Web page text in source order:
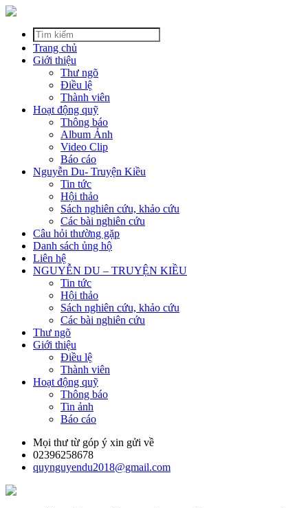
Trang chủ
Giới thiệu
Thư ngõ
Điều lệ
Thành viên
Hoạt động quỹ
Thông báo
Album Ảnh
Video Clip
Báo cáo
Nguyễn Du- Truyện Kiều
Tin tức
Hội thảo
Sách nghiên cứu, khảo cứu
Các bài nghiên cứu
Câu hỏi thường gặp
Danh sách ủng hộ
Liên hệ
NGUYỄN DU – TRUYỆN KIỀU
Tin tức
Hội thảo
Sách nghiên cứu, khảo cứu
Các bài nghiên cứu
Thư ngõ
Giới thiệu
Điều lệ
Thành viên
Hoạt động quỹ
Thông báo
Tin ảnh
Báo cáo
Mọi thư từ góp ý xin gửi về
02396258678
quynguyendu2018@gmail.com